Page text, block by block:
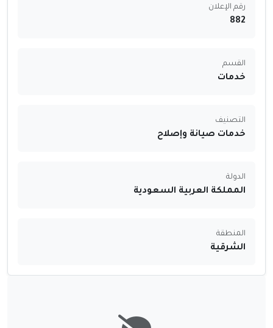
رقم الإعلان
882
القسم
خدمات
التصنيف
خدمات صيانة وإصلاح
الدولة
المملكة العربية السعودية
المنطقة
الشرقية